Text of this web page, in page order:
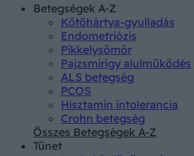
Betegségek A-Z
Kötőhártya-gyulladás
Endometriózis
Pikkelysömör
Pajzsmirigy alulműködés
ALS betegség
PCOS
Hisztamin intolerancia
Crohn betegség
Összes Betegségek A-Z
Tünet